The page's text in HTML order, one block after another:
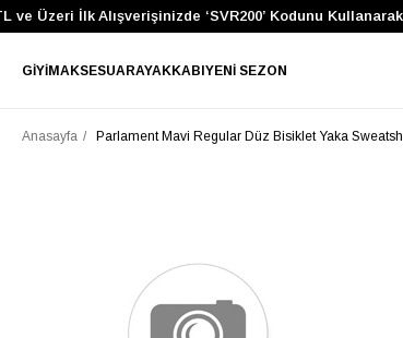
ve Üzeri İlk Alışverişinizde ‘SVR200’ Kodunu Kullanarak
GIYIMAKSESUARAYAKKABIYENI SEZON
Anasayfa Parlament Mavi Regular Düz Bisiklet Yaka